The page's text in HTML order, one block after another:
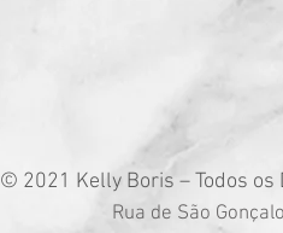
© 2021 Kelly Boris – Todos
Rua de São